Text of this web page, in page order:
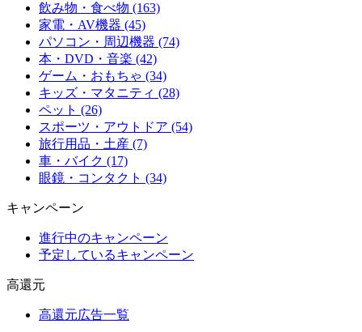
飲み物・食べ物 (163)
家電・AV機器 (45)
パソコン・周辺機器 (74)
本・DVD・音楽 (42)
ゲーム・おもちゃ (34)
キッズ・マタニティ (28)
ペット (26)
スポーツ・アウトドア (54)
旅行用品・土産 (7)
車・バイク (17)
眼鏡・コンタクト (34)
キャンペーン
進行中のキャンペーン
予定しているキャンペーン
高還元
高還元広告一覧